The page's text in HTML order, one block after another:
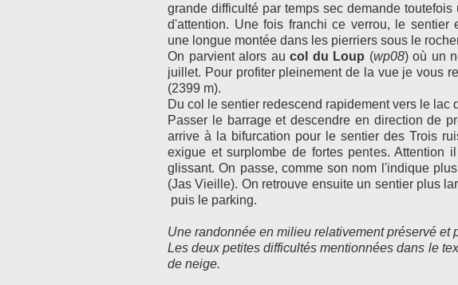
grande difficulté par temps sec demande toutefois
d'attention. Une fois franchi ce verrou, le sentier
une longue montée dans les pierriers sous le
On parvient alors aucol du Loup (wp08) où un
juillet. Pour profiter pleinement de la vue je vous
(2399 m).
Du col le sentier redescend rapidement vers le lac
Passer le barrage et descendre en direction de
arrive à la bifurcation pour le sentier des Trois
exigue et surplombe de fortes pentes. Attention
glissant. On passe, comme son nom l'indique
(Jas Vieille). On retrouve ensuite un sentier plus
puis le parking.
Une randonnée en milieu relativement préservé et
Les deux petites difficultés mentionnées dans le
de neige.